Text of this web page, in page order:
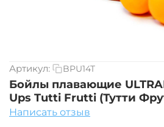
Артикул: BPU14T
Бойлы плавающие
Ups Tutti Frutti (Тутти
Написать отзыв